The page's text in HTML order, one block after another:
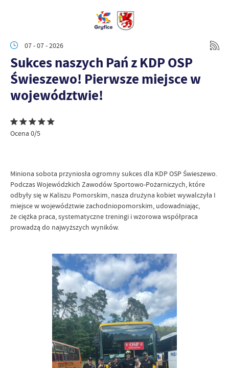
07 - 07 - 2026
Sukces naszych Pań z KDP OSP
Świeszewo! Pierwsze miejsce w
województwie!
Ocena 0/5
Miniona sobota przyniosła ogromny sukces dla KDP OSP Świeszewo.
Podczas Wojewódzkich Zawodów Sportowo-Pożarniczych, które
odbyły się w Kaliszu Pomorskim, nasza drużyna kobiet wywalczyła I
miejsce w województwie zachodniopomorskim, udowadniając,
że ciężka praca, systematyczne treningi i wzorowa współpraca
prowadzą do najwyższych wyników.